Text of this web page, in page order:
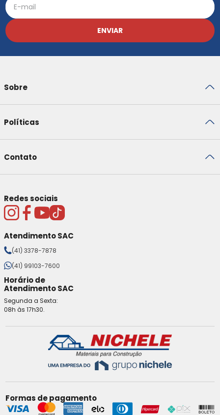
ENVIAR
Sobre
Políticas
Contato
Redes sociais
Atendimento SAC
(41) 3378-7878
(41) 99103-7600
Horário de
Atendimento SAC
Segunda a Sexta:
08h às 17h30.
Formas de pagamento